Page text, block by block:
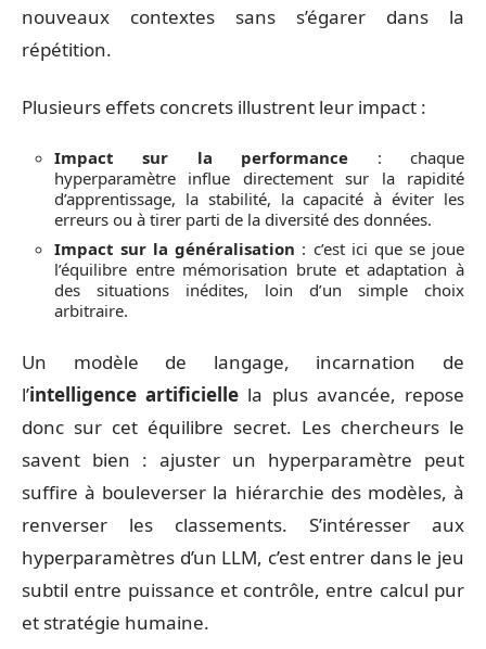
nouveaux contextes sans s’égarer dans la
répétition.
Plusieurs effets concrets illustrent leur impact :
Impact sur la performance : chaque
hyperparamètre influe directement sur la rapidité
d’apprentissage, la stabilité, la capacité à éviter les
erreurs ou à tirer parti de la diversité des données.
Impact sur la généralisation : c’est ici que se joue
l’équilibre entre mémorisation brute et adaptation à
des situations inédites, loin d’un simple choix
arbitraire.
Un modèle de langage, incarnation de
l’intelligence artificielle la plus avancée, repose
donc sur cet équilibre secret. Les chercheurs le
savent bien : ajuster un hyperparamètre peut
suffire à bouleverser la hiérarchie des modèles, à
renverser les classements. S’intéresser aux
hyperparamètres d’un LLM, c’est entrer dans le jeu
subtil entre puissance et contrôle, entre calcul pur
et stratégie humaine.